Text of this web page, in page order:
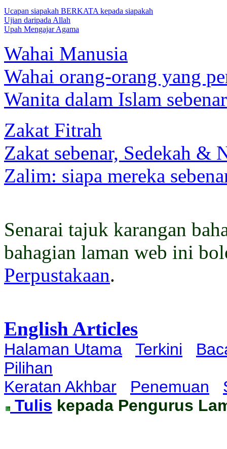
Ucapan siapakah BERKATA kepada siapakah
Ujian daripada Allah
Upah Mengajar Agama
Wahai Manusia
Wahai orang-orang yang
Wanita dalam Islam sebenar
Zakat Fitrah
Zakat sebenar, Sedekah &
Zalim: siapa mereka
Senarai tajuk karangan
bahagian laman web ini
Perpustakaan.
English Articles
Halaman Utama Terkini
Pilihan
Keratan Akhbar
Penemuan
Tulis kepada Pengurus